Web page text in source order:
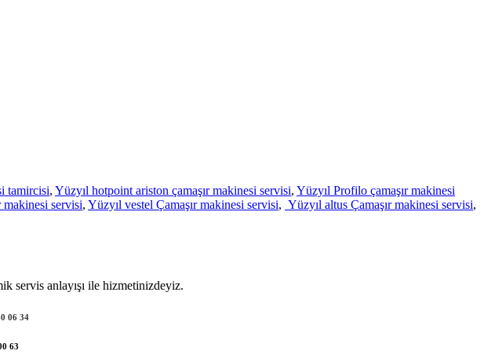
tamircisi, Yüzyıl hotpoint ariston çamaşır makinesi servisi, Yüzyıl Profilo çamaşır makinesi
makinesi servisi, Yüzyıl vestel Çamaşır makinesi servisi, Yüzyıl altus Çamaşır makinesi servisi,
servis anlayışı ile hizmetinizdeyiz.
06 34
63